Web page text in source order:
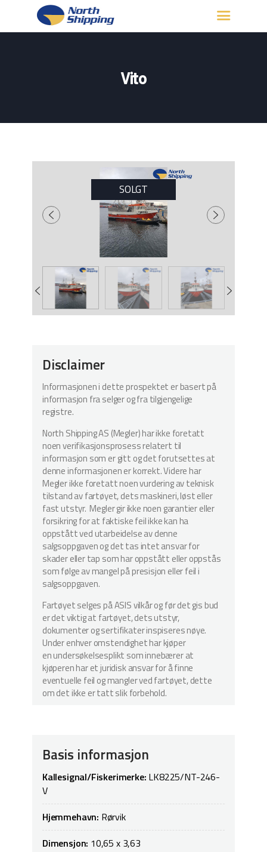
Vito
KONTAKT OSS
SOLGT
Disclaimer
Informasjonen i dette prospektet er basert på
informasjon fra selger og fra tilgjengelige
registre.
North Shipping AS (Megler) har ikke foretatt
noen verifikasjonsprosess relatert til
informasjon som er gitt og det forutsettes at
denne informasjonen er korrekt. Videre har
Megler ikke foretatt noen vurdering av teknisk
tilstand av fartøyet, dets maskineri, løst eller
fast utstyr. Megler gir ikke noen garantier eller
forsikring for at faktiske feil ikke kan ha
oppstått ved utarbeidelse av denne
salgsoppgaven og det tas intet ansvar for
skader eller tap som har oppstått eller oppstås
som følge av mangel på presisjon eller feil i
salgsoppgaven.
Fartøyet selges på ASIS vilkår og før det gis bud
er det viktig at fartøyet, dets utstyr,
dokumenter og sertifikater inspiseres nøye.
Under enhver omstendighet har kjøper
en undersøkelsesplikt som innebærer at
kjøperen har et juridisk ansvar for å finne
eventuelle feil og mangler ved fartøyet, dette
om det ikke er tatt slik forbehold.
Basis informasjon
Kallesignal/Fiskerimerke: LK8225/NT-246-
V
Hjemmehavn: Rørvik
Dimensjon: 10,65 x 3,63